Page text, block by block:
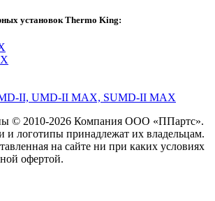
установок Thermo King:
II, UMD-II MAX, SUMD-II MAX
© 2010-2026 Компания ООО «ППартс».
и логотипы принадлежат их владельцам.
на сайте ни при каких условиях
офертой.